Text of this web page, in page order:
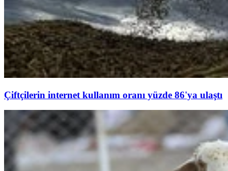
Çiftçilerin internet kullanım oranı yüzde 86'ya ulaştı